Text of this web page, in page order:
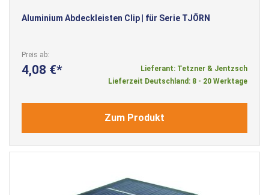
Aluminium Abdeckleisten Clip | für Serie TJÖRN
Preis ab
4,08 €
Lieferant: Tetzner & Jentzsch
Lieferzeit Deutschland: 8 - 20 Werktage
Zum Produkt